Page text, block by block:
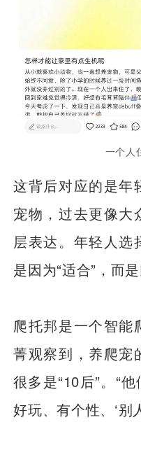
一个人
这背后对应的是年
宠物，过去更像大
层表达。年轻人选
是因为“适合”，而是
爬托邦是一个智能
菁观察到，养爬宠
很多是“10后”。“
好玩、有个性、‘别